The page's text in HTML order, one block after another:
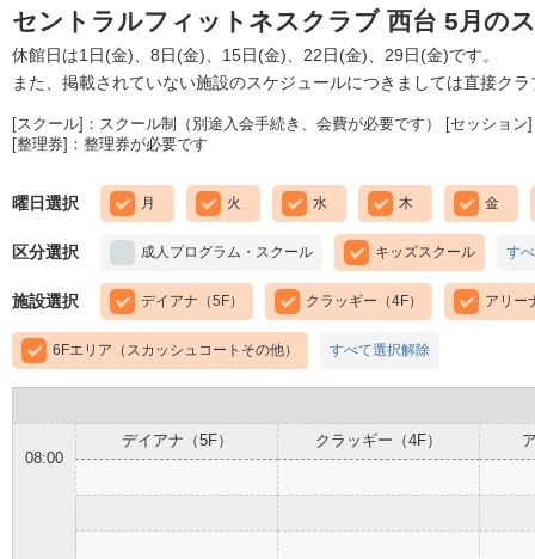
セントラルフィットネスクラブ 西台 5月の
休館日は1日(金)、8日(金)、15日(金)、22日(金)、29日(金)です。
また、掲載されていない施設のスケジュールにつきましては直接ク
[スクール]：スクール制（別途入会手続き、会費が必要です） [セッショ
[整理券]：整理券が必要です
曜日選択 月 火 水 木 金
区分選択 成人プログラム・スクール キッズスクール す
施設選択 デイアナ（5F） クラッギー（4F） アリー
6Fエリア（スカッシュコートその他） すべて選択解除
デイアナ（5F） クラッギー（4F）
08:00